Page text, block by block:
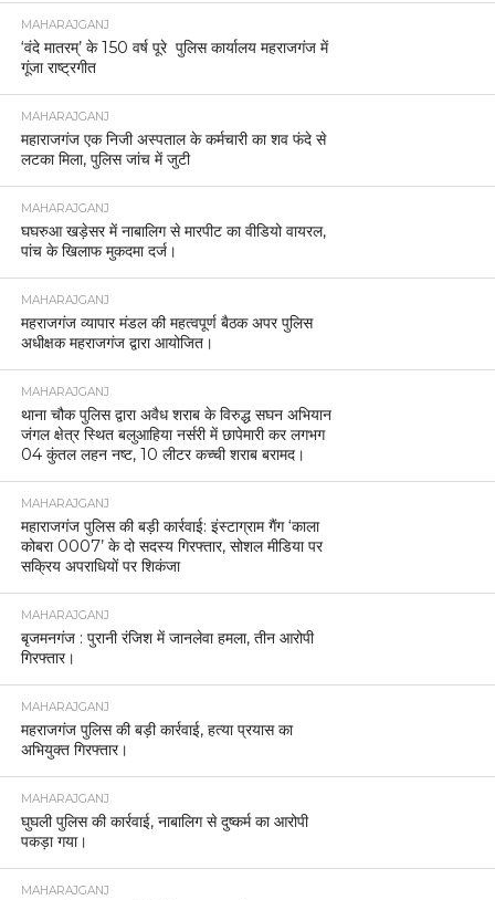
MAHARAJGANJ
‘वंदे मातरम्’ के 150 वर्ष पूरे पुलिस कार्यालय महराजगंज में
गूंजा राष्ट्रगीत
MAHARAJGANJ
महाराजगंज एक निजी अस्पताल के कर्मचारी का शव फंदे से
लटका मिला, पुलिस जांच में जुटी
MAHARAJGANJ
घघरुआ खड़ेसर में नाबालिग से मारपीट का वीडियो वायरल,
पांच के खिलाफ मुकदमा दर्ज।
MAHARAJGANJ
महराजगंज व्यापार मंडल की महत्वपूर्ण बैठक अपर पुलिस
अधीक्षक महराजगंज द्वारा आयोजित।
MAHARAJGANJ
थाना चौक पुलिस द्वारा अवैध शराब के विरुद्ध सघन अभियान
जंगल क्षेत्र स्थित बलुआहिया नर्सरी में छापेमारी कर लगभग
04 कुंतल लहन नष्ट, 10 लीटर कच्ची शराब बरामद।
MAHARAJGANJ
महाराजगंज पुलिस की बड़ी कार्रवाई: इंस्टाग्राम गैंग ‘काला
कोबरा 0007’ के दो सदस्य गिरफ्तार, सोशल मीडिया पर
सक्रिय अपराधियों पर शिकंजा
MAHARAJGANJ
बृजमनगंज : पुरानी रंजिश में जानलेवा हमला, तीन आरोपी
गिरफ्तार।
MAHARAJGANJ
महराजगंज पुलिस की बड़ी कार्रवाई, हत्या प्रयास का
अभियुक्त गिरफ्तार।
MAHARAJGANJ
घुघली पुलिस की कार्रवाई, नाबालिग से दुष्कर्म का आरोपी
पकड़ा गया।
MAHARAJGANJ